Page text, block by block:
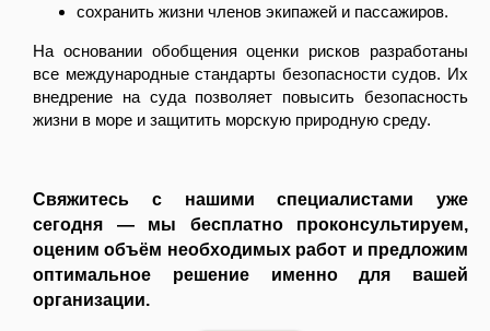
сохранить жизни членов экипажей и пассажиров.
На основании обобщения оценки рисков разработаны
все международные стандарты безопасности судов. Их
внедрение на суда позволяет повысить безопасность
жизни в море и защитить морскую природную среду.
Свяжитесь с нашими специалистами уже
сегодня — мы бесплатно проконсультируем,
оценим объём необходимых работ и предложим
оптимальное решение именно для вашей
организации.
02
Безопасность учений по
оставлению судна
Компания ИБИКОН
вниманию информацию по
новому Руководству по